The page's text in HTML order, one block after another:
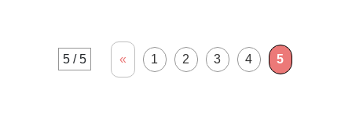
5 / 5 « 1 2 3 4 5